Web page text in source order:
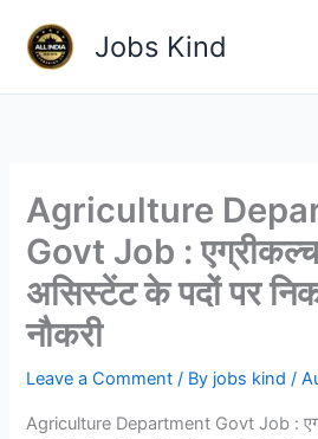
content
Jobs Kind
Agriculture
Govt Job :
असिस्टेंट के पदों पर
नौकरी
Leave a Comment / By jobs kind/
Agriculture Department Govt Job :